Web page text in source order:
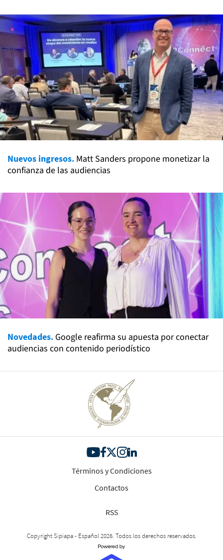
Nuevos ingresos. Matt Sanders propone monetizar la
confianza de las audiencias
Novedades. Google reafirma su apuesta por conectar
audiencias con contenido periodístico
Términos y Condiciones
Contactos
RSS
Copyright Sipiapa - Español 2026. Todos los derechos reservados.